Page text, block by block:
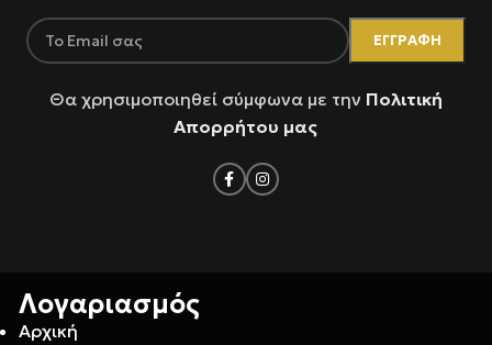
Θα χρησιμοποιηθεί σύμφωνα με την Πολιτική
Απορρήτου μας
Λογαριασμός
Αρχική